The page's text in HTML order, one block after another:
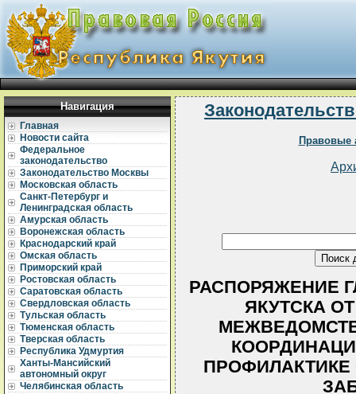
Навигация
Главная
Новости сайта
Федеральное
законодательство
Законодательство Москвы
Московская область
Санкт-Петербург и
Ленинградская область
Амурская область
Воронежская область
Краснодарский край
Омская область
Приморский край
Ростовская область
Саратовская область
Свердловская область
Тульская область
Тюменская область
Тверская область
Республика Удмуртия
Ханты-Мансийский
автономный округ
Челябинская область
Правовые
РАСПОРЯЖЕНИЕ
ЯКУТСКА ОТ